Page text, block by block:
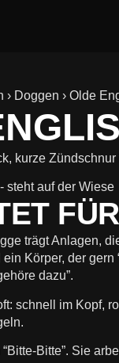
› Doggen › Olde
kurze
trägt Anlagen,
Körper, der
dazu”.
schnell im Kopf,
“Bitte-Bitte”. Sie